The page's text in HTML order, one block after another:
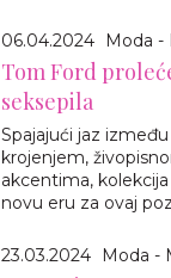
06.04.2024 Moda -
Tom Ford
seksepila
Spajajući jaz
krojenjem,
akcentima,
novu eru za ovaj
23.03.2024 Moda -